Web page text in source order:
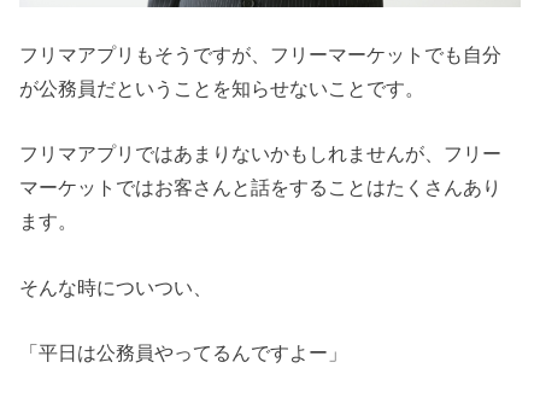
フリマアプリもそうですが、フリーマーケットでも自分
が公務員だということを知らせないことです。
フリマアプリではあまりないかもしれませんが、フリー
マーケットではお客さんと話をすることはたくさんあり
ます。
そんな時についつい、
「平日は公務員やってるんですよー」